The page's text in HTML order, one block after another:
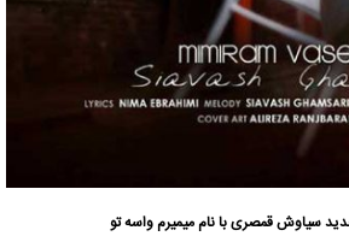
سیاوش قمصریبا نام میمیرم واسه تو